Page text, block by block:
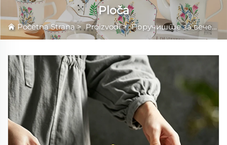
Ploča
Početna Strana>Proizvodi>Поручиште за вечеру